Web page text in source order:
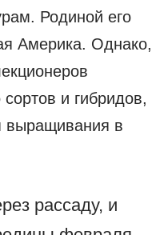
Родиной его
Америка. Однако,
и гибридов,
выращивания в
рассаду, и